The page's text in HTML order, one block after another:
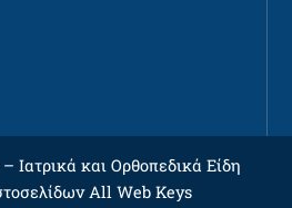
– Ιατρικά και Ορθοπεδικά Είδη
All Web Keys